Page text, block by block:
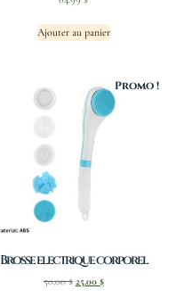
Ajouter au panier
Promo !
Brosse electrique corporel
50.00$ 25.00 $